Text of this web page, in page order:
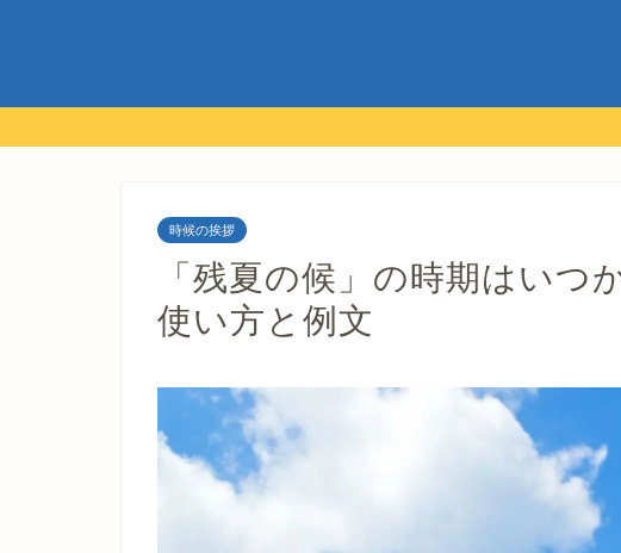
時候の挨拶
「残夏の候」の時期はいつ
使い方と例文